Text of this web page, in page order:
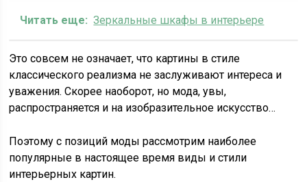
Читать еще: Зеркальные шкафы в интерьере
Это совсем не означает, что картины в стиле
классического реализма не заслуживают интереса и
уважения. Скорее наоборот, но мода, увы,
распространяется и на изобразительное искусство…
Поэтому с позиций моды рассмотрим наиболее
популярные в настоящее время виды и стили
интерьерных картин.